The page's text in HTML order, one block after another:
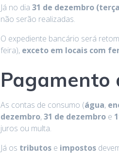
Já no dia 31 de dezembro
não serão realizadas.
O expediente bancário será
feira), exceto em locais com
Pagamento
As contas de consumo (água,
dezembro,31 de dezembro e
juros ou multa.
Já os tributos e impostos